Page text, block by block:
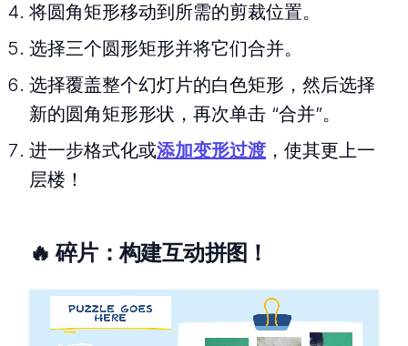
将圆角矩形移动到所需的剪裁位置。
选择三个圆形矩形并将它们合并。
选择覆盖整个幻灯片的白色矩形，然后选择
新的圆角矩形形状，再次单击 “合并”。
进一步格式化或添加变形过渡 ，使其更上一
层楼！
🔥 碎片：构建互动拼图！